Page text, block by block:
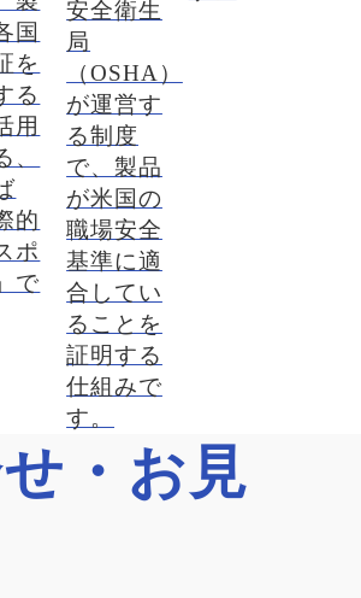
国
を
る
用
、
的
ポ
で
安全衛生
局
（OSHA）
が運営す
る制度
で、製品
が米国の
職場安全
基準に適
合してい
ることを
証明する
仕組みで
す。
・お見